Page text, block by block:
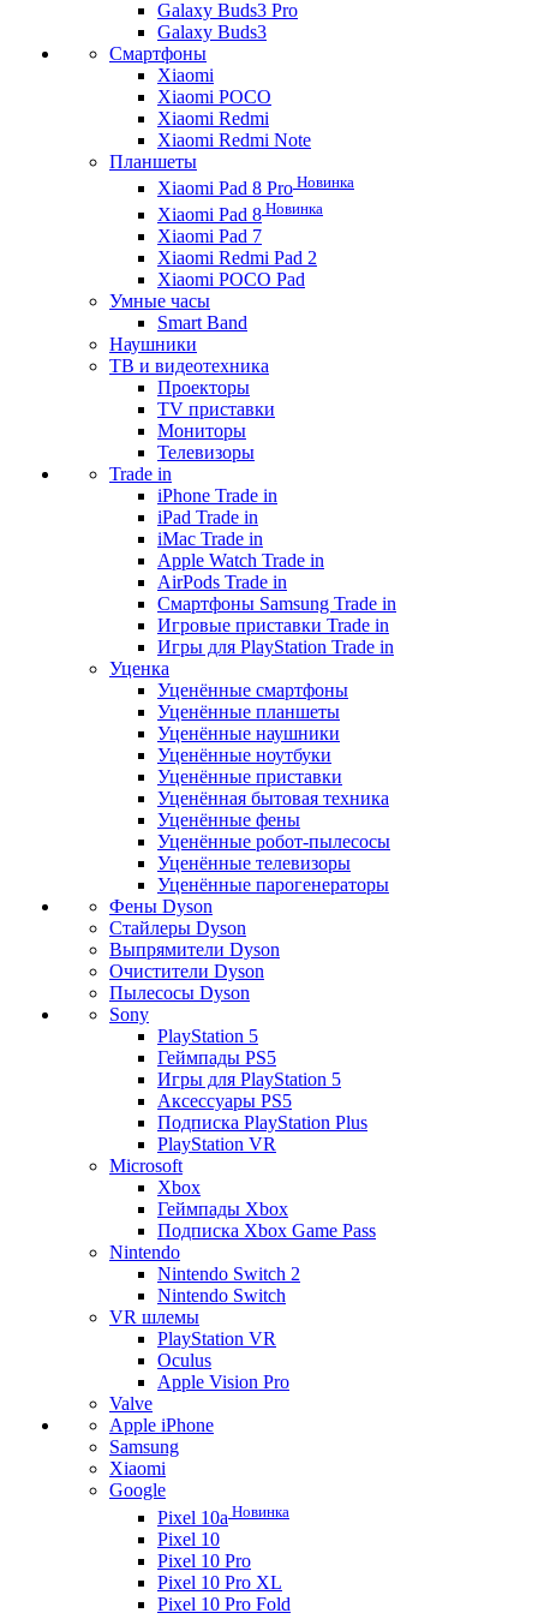
Galaxy Buds3 Pro
Galaxy Buds3
Смартфоны
Xiaomi
Xiaomi POCO
Xiaomi Redmi
Xiaomi Redmi Note
Планшеты
Xiaomi Pad 8 Pro Новинка
Xiaomi Pad 8 Новинка
Xiaomi Pad 7
Xiaomi Redmi Pad 2
Xiaomi POCO Pad
Умные часы
Smart Band
Наушники
ТВ и видеотехника
Проекторы
TV приставки
Мониторы
Телевизоры
Trade in
iPhone Trade in
iPad Trade in
iMac Trade in
Apple Watch Trade in
AirPods Trade in
Смартфоны Samsung Trade in
Игровые приставки Trade in
Игры для PlayStation Trade in
Уценка
Уценённые смартфоны
Уценённые планшеты
Уценённые наушники
Уценённые ноутбуки
Уценённые приставки
Уценённая бытовая техника
Уценённые фены
Уценённые робот-пылесосы
Уценённые телевизоры
Уценённые парогенераторы
Фены Dyson
Стайлеры Dyson
Выпрямители Dyson
Очистители Dyson
Пылесосы Dyson
Sony
PlayStation 5
Геймпады PS5
Игры для PlayStation 5
Аксессуары PS5
Подписка PlayStation Plus
PlayStation VR
Microsoft
Xbox
Геймпады Xbox
Подписка Xbox Game Pass
Nintendo
Nintendo Switch 2
Nintendo Switch
VR шлемы
PlayStation VR
Oculus
Apple Vision Pro
Valve
Apple iPhone
Samsung
Xiaomi
Google
Pixel 10a Новинка
Pixel 10
Pixel 10 Pro
Pixel 10 Pro XL
Pixel 10 Pro Fold